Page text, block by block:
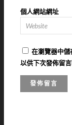
個人網站網址
在瀏覽器中儲
以供下次發佈留言